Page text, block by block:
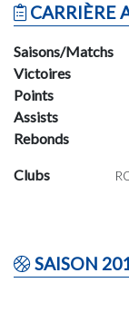
CARRIÈRE
Saisons/Matchs
Victoires
Points
Assists
Rebonds
Clubs
SAISON